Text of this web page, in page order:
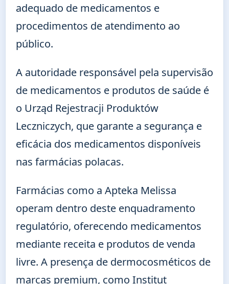
adequado de medicamentos e
procedimentos de atendimento ao
público.
A autoridade responsável pela supervisão
de medicamentos e produtos de saúde é
o Urząd Rejestracji Produktów
Leczniczych, que garante a segurança e
eficácia dos medicamentos disponíveis
nas farmácias polacas.
Farmácias como a Apteka Melissa
operam dentro deste enquadramento
regulatório, oferecendo medicamentos
mediante receita e produtos de venda
livre. A presença de dermocosméticos de
marcas premium, como Institut